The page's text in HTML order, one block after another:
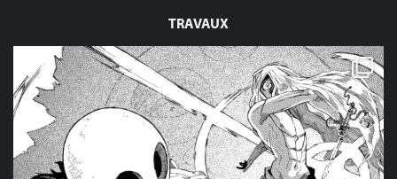
TRAVAUX